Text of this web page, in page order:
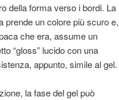
della forma verso i bordi. La
prende un colore più scuro e,
che era, assume un
“gloss” lucido con una
appunto, simile al gel.
la fase del gel può